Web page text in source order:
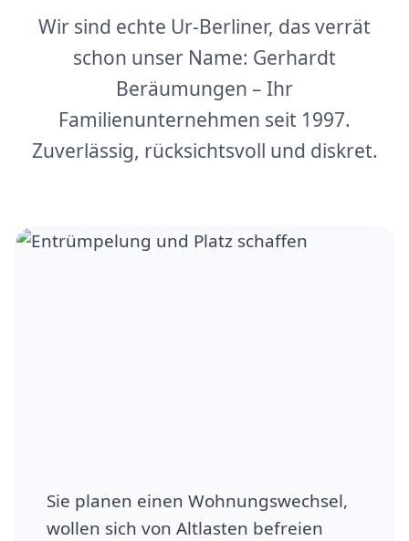
Wir sind echte Ur-Berliner, das verrät
schon unser Name: Gerhardt
Beräumungen – Ihr
Familienunternehmen seit 1997.
Zuverlässig, rücksichtsvoll und diskret.
Sie planen einen Wohnungswechsel,
wollen sich von Altlasten befreien